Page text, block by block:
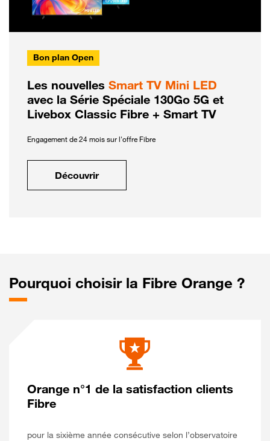
Bon plan Open
Les nouvelles Smart TV Mini LED
avec la Série Spéciale 130Go 5G et
Livebox Classic Fibre + Smart TV
Engagement de 24 mois sur l'offre Fibre
Découvrir
Pourquoi choisir la Fibre Orange ?
Orange n°1 de la satisfaction clients
Fibre
pour la sixième année consécutive selon l’observatoire